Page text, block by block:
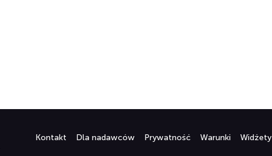
Kontakt Dla nadawców Prywatność Warunki Widżety